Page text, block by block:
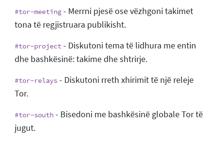
#tor-meeting - Merrni pjesë ose vëzhgoni takimet
tona të regjistruara publikisht.
#tor-project - Diskutoni tema të lidhura me entin
dhe bashkësinë: takime dhe shtrirje.
#tor-relays - Diskutoni rreth xhirimit të një releje
Tor.
#tor-south - Bisedoni me bashkësinë globale Tor të
jugut.